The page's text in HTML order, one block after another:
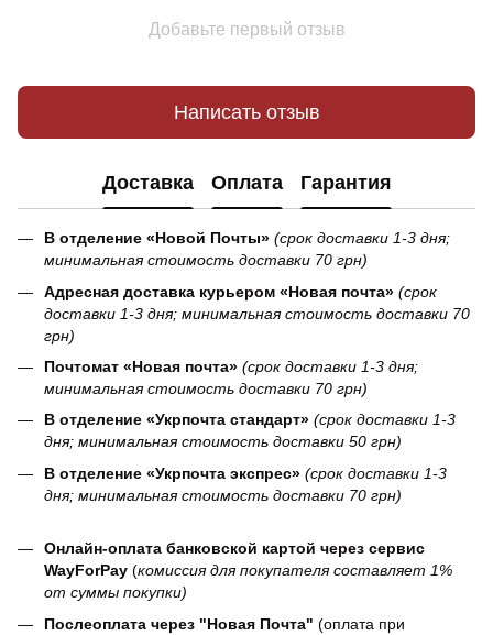
Добавьте первый отзыв
Написать отзыв
Доставка Оплата Гарантия
В отделение «Новой Почты» (срок доставки 1-3 дня;
минимальная стоимость доставки 70 грн)
Адресная доставка курьером «Новая почта» (срок
доставки 1-3 дня; минимальная стоимость доставки 70
грн)
Почтомат «Новая почта» (срок доставки 1-3 дня;
минимальная стоимость доставки 70 грн)
В отделение «Укрпочта стандарт» (срок доставки 1-3
дня; минимальная стоимость доставки 50 грн)
В отделение «Укрпочта экспрес» (срок доставки 1-3
дня; минимальная стоимость доставки 70 грн)
Онлайн-оплата банковской картой через сервис
WayForPay (комиссия для покупателя составляет 1%
от суммы покупки)
Послеоплата через "Новая Почта" (оплата при